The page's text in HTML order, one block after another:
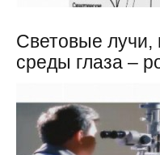
Световые лучи,
среды глаза –